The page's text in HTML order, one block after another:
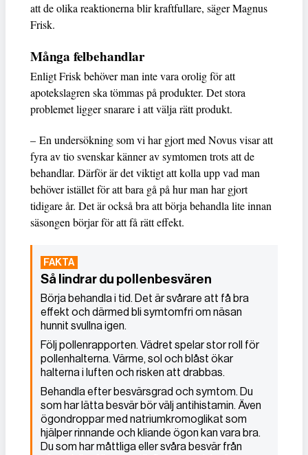
att de olika reaktionerna blir kraftfullare, säger Magnus
Frisk.
Många felbehandlar
Enligt Frisk behöver man inte vara orolig för att
apotekslagren ska tömmas på produkter. Det stora
problemet ligger snarare i att välja rätt produkt.
– En undersökning som vi har gjort med Novus visar att
fyra av tio svenskar känner av symtomen trots att de
behandlar. Därför är det viktigt att kolla upp vad man
behöver istället för att bara gå på hur man har gjort
tidigare år. Det är också bra att börja behandla lite innan
säsongen börjar för att få rätt effekt.
Så lindrar du pollenbesvären
Börja behandla i tid. Det är svårare att få bra
effekt och därmed bli symtomfri om näsan
hunnit svullna igen.
Följ pollenrapporten. Vädret spelar stor roll för
pollenhalterna. Värme, sol och blåst ökar
halterna i luften och risken att drabbas.
Behandla efter besvärsgrad och symtom. Du
som har lätta besvär bör välj antihistamin. Även
ögondroppar med natriumkromoglikat som
hjälper rinnande och kliande ögon kan vara bra.
Du som har måttliga eller svåra besvär från